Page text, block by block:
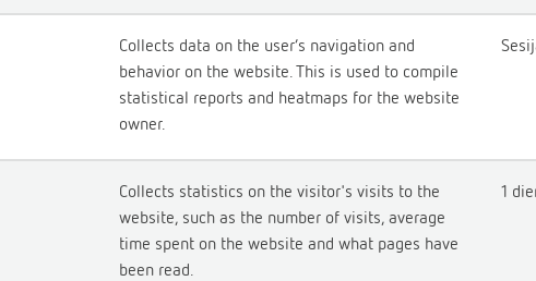
Collects data on the user’s navigation and
behavior on the website. This is used to compile
statistical reports and heatmaps for the website
owner.
Collects statistics on the visitor's visits to the
website, such as the number of visits, average
time spent on the website and what pages have
been read.
1